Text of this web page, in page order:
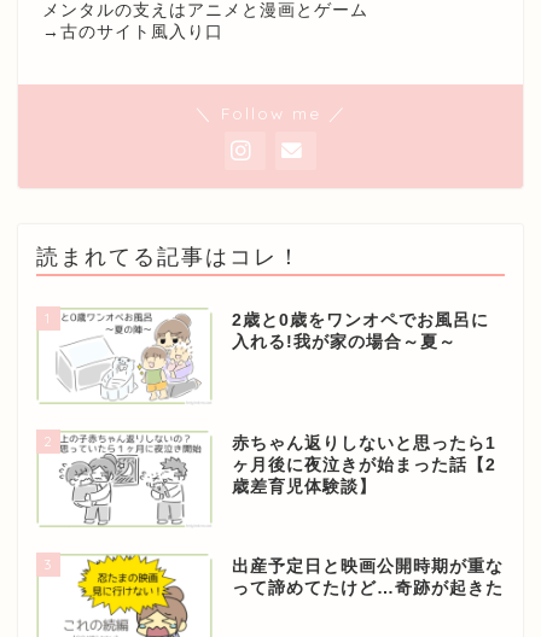
メンタルの支えはアニメと漫画とゲーム
→ 古のサイト風入り口
＼ Follow me ／
読まれてる記事はコレ！
1
2歳と0歳をワンオペでお風呂に
入れる!我が家の場合～夏～
2
赤ちゃん返りしないと思ったら1
ヶ月後に夜泣きが始まった話【2
歳差育児体験談】
3
出産予定日と映画公開時期が重な
って諦めてたけど…奇跡が起きた